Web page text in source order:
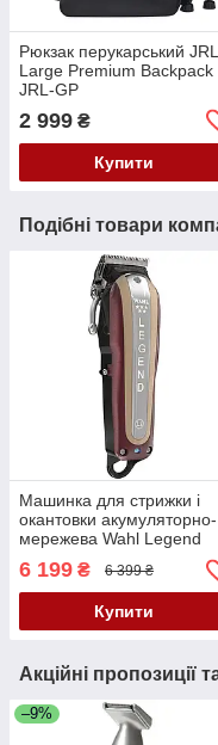
Рюкзак перукарський JRL
Large Premium Backpack
JRL-GP
2 999 ₴
Купити
Подібні товари
Машинка для стрижки і
окантовки акумуляторно-
мережева Wahl Legend
Cordless 5V 08594-016
6 199 ₴ 6 399 ₴
Купити
Акційні пропозиції
–9%